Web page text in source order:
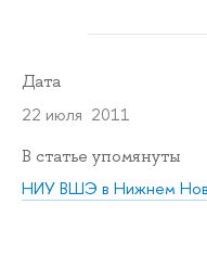
Дата
22 июля 2011
В статье упомянуты
НИУ ВШЭ в Нижнем